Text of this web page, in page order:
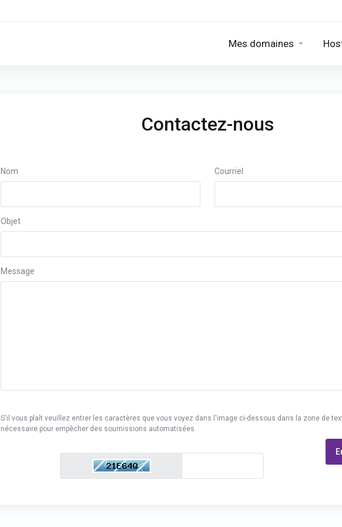
Mes domaines
Contactez-nous
Nom Courriel
Objet
Message
S'il vous plaît veuillez entrer les caractères que vous voyez dans l'image ci-dessous dans la zone de
nécessaire pour empêcher des soumissions automatisées.